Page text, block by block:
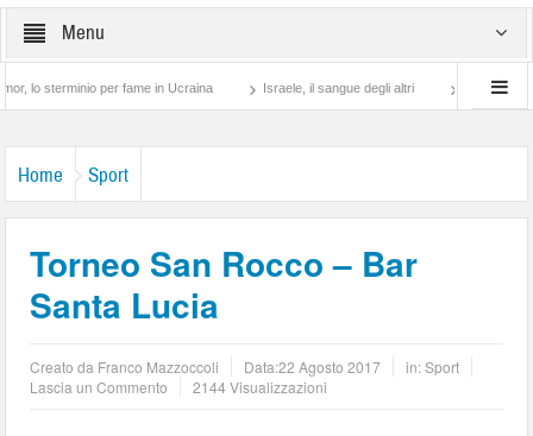
Menu
per fame in Ucraina Israele, il sangue degli altri Lotta di classe… tra
Home Sport
Torneo San Rocco – Bar
Santa Lucia
Creato da Franco Mazzoccoli Data:22 Agosto 2017 in:Sport
Lascia un Commento
2144 Visualizzazioni